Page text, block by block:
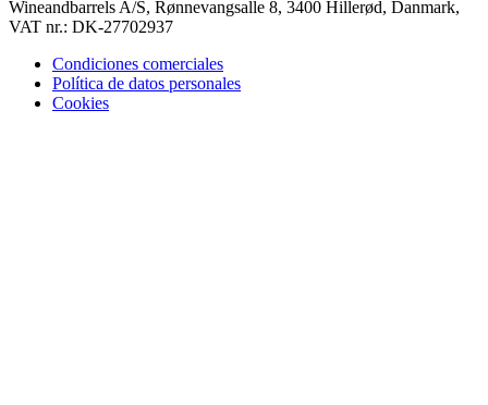
Wineandbarrels A/S, Rønnevangsalle 8, 3400 Hillerød, Danmark,
VAT nr.: DK-27702937
Condiciones comerciales
Política de datos personales
Cookies